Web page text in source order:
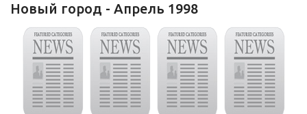
Новый город - Апрель 1998